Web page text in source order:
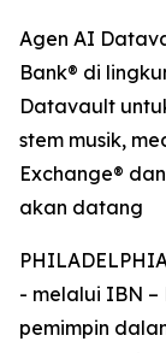
Agen AI
Bank® di
Datavault
stem musik,
Exchange®
akan datang
- melalui IBN –
pemimpin